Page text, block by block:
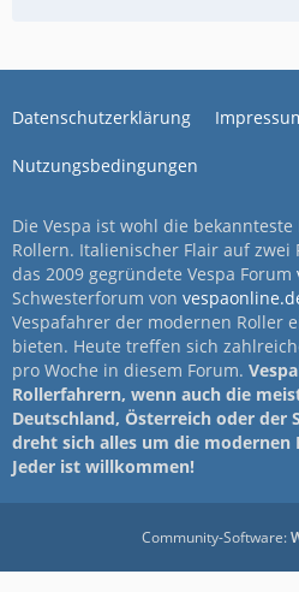
Datenschutzerklärung
Nutzungsbedingungen
Die Vespa ist wohl die
Rollern. Italienischer Flair auf
das 2009 gegründete Vespa Forum
Schwesterforum von
Vespafahrer der modernen Roller
bieten. Heute treffen sich
pro Woche in diesem Forum.
Rollerfahrern, wenn auch die
Deutschland, Österreich oder der
dreht sich alles um die modernen
Jeder ist willkommen!
Community-Software: